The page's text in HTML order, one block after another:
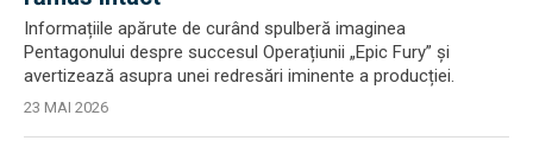
Informațiile apărute de curând spulberă imaginea
Pentagonului despre succesul Operațiunii „Epic Fury” și
avertizează asupra unei redresări iminente a producției.
23 MAI 2026